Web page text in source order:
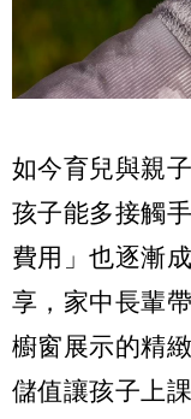
如今育兒與親
孩子能多接觸
費用」也逐漸
享，家中長輩
櫥窗展示的精
儲值讓孩子上